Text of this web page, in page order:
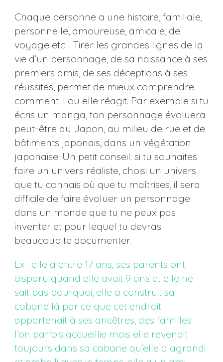
Chaque personne a une histoire, familiale,
personnelle, amoureuse, amicale, de
voyage etc… Tirer les grandes lignes de la
vie d’un personnage, de sa naissance à ses
premiers amis, de ses déceptions à ses
réussites, permet de mieux comprendre
comment il ou elle réagit. Par exemple si tu
écris un manga, ton personnage évoluera
peut-être au Japon, au milieu de rue et de
bâtiments japonais, dans un végétation
japonaise. Un petit conseil: si tu souhaites
faire un univers réaliste, choisi un univers
que tu connais où que tu maîtrises, il sera
difficile de faire évoluer un personnage
dans un monde que tu ne peux pas
inventer et pour lequel tu devras
beaucoup te documenter.
Ex : elle a entre 17 ans, ses parents ont
disparu quand elle avait 9 ans et elle ne
sait pas pourquoi, elle a construit sa
cabane là par ce que cet endroit
appartenait à ses ancêtres, des familles
l’on parfois accueillie mais elle revenait
toujours dans sa cabane qu’elle a agrandi